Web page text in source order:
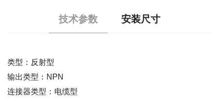
技术参数 安装尺寸
类型：反射型
输出类型：NPN
连接器类型：电缆型